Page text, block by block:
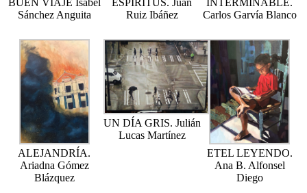
Sánchez Anguita
Ruiz Ibáñez
Carlos Garvía Blanco
ALEJANDRÍA.
Ariadna Gómez
Blázquez
UN DÍA GRIS. Julián
Lucas Martínez
ETEL LEYENDO.
Ana B. Alfonsel
Diego